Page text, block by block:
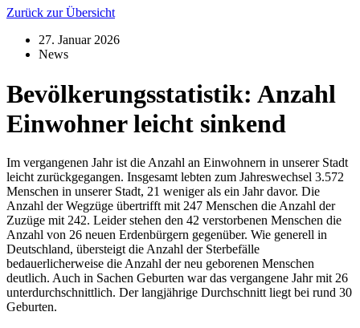
Zurück zur Übersicht
27. Januar 2026
News
Bevölkerungsstatistik: Anzahl
Einwohner leicht sinkend
Im vergangenen Jahr ist die Anzahl an Einwohnern in unserer Stadt
leicht zurückgegangen. Insgesamt lebten zum Jahreswechsel 3.572
Menschen in unserer Stadt, 21 weniger als ein Jahr davor. Die
Anzahl der Wegzüge übertrifft mit 247 Menschen die Anzahl der
Zuzüge mit 242. Leider stehen den 42 verstorbenen Menschen die
Anzahl von 26 neuen Erdenbürgern gegenüber. Wie generell in
Deutschland, übersteigt die Anzahl der Sterbefälle
bedauerlicherweise die Anzahl der neu geborenen Menschen
deutlich. Auch in Sachen Geburten war das vergangene Jahr mit 26
unterdurchschnittlich. Der langjährige Durchschnitt liegt bei rund 30
Geburten.